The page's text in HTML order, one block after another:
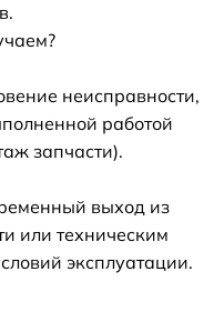
неисправности,
работой
запчасти).
выход из
или техническим
эксплуатации.